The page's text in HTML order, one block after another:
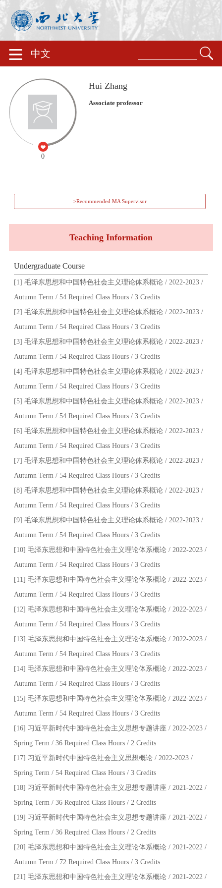
中文
0
Hui Zhang
Associate professor
>Recommended MA Supervisor
Teaching Information
Undergraduate Course
[1] 毛泽东思想和中国特色社会主义理论体系概论 / 2022-2023 /
Autumn Term / 54 Required Class Hours / 3 Credits
[2] 毛泽东思想和中国特色社会主义理论体系概论 / 2022-2023 /
Autumn Term / 54 Required Class Hours / 3 Credits
[3] 毛泽东思想和中国特色社会主义理论体系概论 / 2022-2023 /
Autumn Term / 54 Required Class Hours / 3 Credits
[4] 毛泽东思想和中国特色社会主义理论体系概论 / 2022-2023 /
Autumn Term / 54 Required Class Hours / 3 Credits
[5] 毛泽东思想和中国特色社会主义理论体系概论 / 2022-2023 /
Autumn Term / 54 Required Class Hours / 3 Credits
[6] 毛泽东思想和中国特色社会主义理论体系概论 / 2022-2023 /
Autumn Term / 54 Required Class Hours / 3 Credits
[7] 毛泽东思想和中国特色社会主义理论体系概论 / 2022-2023 /
Autumn Term / 54 Required Class Hours / 3 Credits
[8] 毛泽东思想和中国特色社会主义理论体系概论 / 2022-2023 /
Autumn Term / 54 Required Class Hours / 3 Credits
[9] 毛泽东思想和中国特色社会主义理论体系概论 / 2022-2023 /
Autumn Term / 54 Required Class Hours / 3 Credits
[10] 毛泽东思想和中国特色社会主义理论体系概论 / 2022-2023 /
Autumn Term / 54 Required Class Hours / 3 Credits
[11] 毛泽东思想和中国特色社会主义理论体系概论 / 2022-2023 /
Autumn Term / 54 Required Class Hours / 3 Credits
[12] 毛泽东思想和中国特色社会主义理论体系概论 / 2022-2023 /
Autumn Term / 54 Required Class Hours / 3 Credits
[13] 毛泽东思想和中国特色社会主义理论体系概论 / 2022-2023 /
Autumn Term / 54 Required Class Hours / 3 Credits
[14] 毛泽东思想和中国特色社会主义理论体系概论 / 2022-2023 /
Autumn Term / 54 Required Class Hours / 3 Credits
[15] 毛泽东思想和中国特色社会主义理论体系概论 / 2022-2023 /
Autumn Term / 54 Required Class Hours / 3 Credits
[16] 习近平新时代中国特色社会主义思想专题讲座 / 2022-2023 /
Spring Term / 36 Required Class Hours / 2 Credits
[17] 习近平新时代中国特色社会主义思想概论 / 2022-2023 /
Spring Term / 54 Required Class Hours / 3 Credits
[18] 习近平新时代中国特色社会主义思想专题讲座 / 2021-2022 /
Spring Term / 36 Required Class Hours / 2 Credits
[19] 习近平新时代中国特色社会主义思想专题讲座 / 2021-2022 /
Spring Term / 36 Required Class Hours / 2 Credits
[20] 毛泽东思想和中国特色社会主义理论体系概论 / 2021-2022 /
Autumn Term / 72 Required Class Hours / 3 Credits
[21] 毛泽东思想和中国特色社会主义理论体系概论 / 2021-2022 /